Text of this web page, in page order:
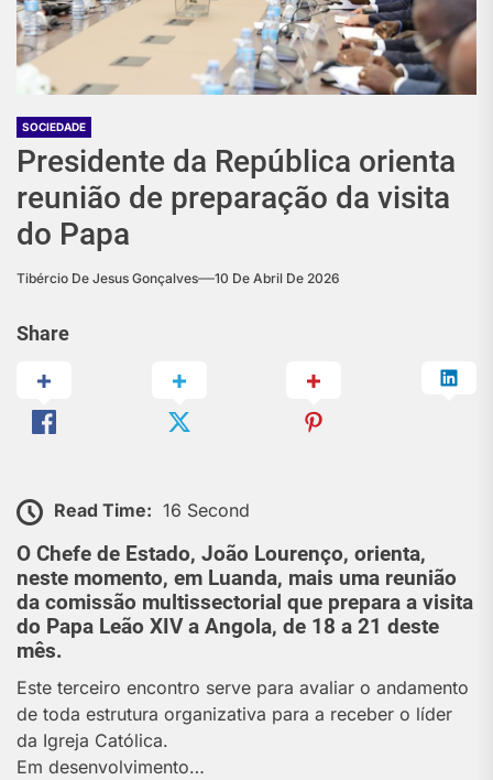
SOCIEDADE
Presidente da República orienta
reunião de preparação da visita
do Papa
Tibércio De Jesus Gonçalves 10 De Abril De 2026
Share
Read Time: 16 Second
O Chefe de Estado, João Lourenço, orienta,
neste momento, em Luanda, mais uma reunião
da comissão multissectorial que prepara a visita
do Papa Leão XIV a Angola, de 18 a 21 deste
mês.
Este terceiro encontro serve para avaliar o andamento
de toda estrutura organizativa para a receber o líder
da Igreja Católica.
Em desenvolvimento…